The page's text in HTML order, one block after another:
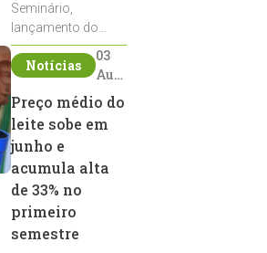
Seminário,
lançamento do
Sumário de Touros,
debates, podcast,
reprodutores e
homenagens
integram a
programação da
entidade durante a
ExpoGenética 2026
Notícias
03
Aug
2026
Preço médio do
leite sobe em
junho e
acumula alta
de 33% no
primeiro
semestre